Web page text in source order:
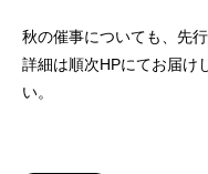
秋の催事についても、先
詳細は順次HPにてお届け
い。